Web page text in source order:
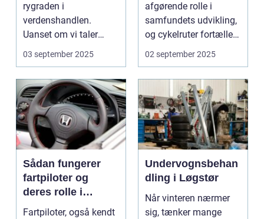
rygraden i
verdenshandlen.
Uanset om vi taler
dagligvarer til
03 september 2025
afgørende rolle i
samfundets udvikling,
og cykelruter fortæller
e...
02 september 2025
Sådan fungerer
fartpiloter og
deres rolle i
sikkerhed
Fartpiloter, også kendt
Undervognsbehan
dling i Løgstør
Når vinteren nærmer
sig, tænker mange